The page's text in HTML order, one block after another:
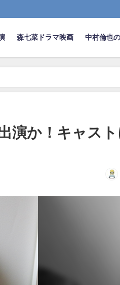
森七菜ドラマ映画 中村倫也
演か！キャス